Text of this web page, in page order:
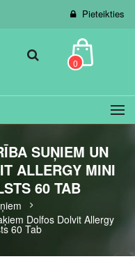
Pieteikties
0
SUŅIEM UN
ALLERGY MINI
60 TAB
Dolfos Dolvit Allergy
60 Tab